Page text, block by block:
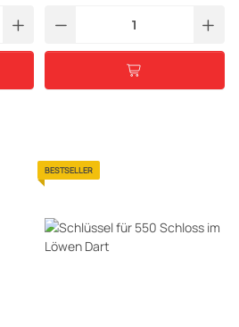
BESTSELLER